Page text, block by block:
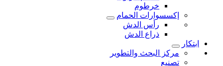
خرطوم
إكسسوارات الحمام
رأس الدش
ذراع الدش
ابتكار
مركز البحث والتطوير
تصنيع